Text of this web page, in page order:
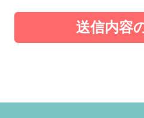
送信内容